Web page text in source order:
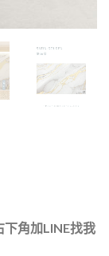
角加LINE找我